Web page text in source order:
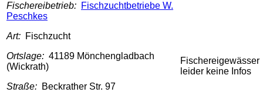
Fischereibetrieb: Fischzuchtbetriebe W.
Peschkes
Art: Fischzucht
Ortslage: 41189 Mönchengladbach
(Wickrath)
Straße: Beckrather Str. 97
Fischereigewässer
leider keine Infos